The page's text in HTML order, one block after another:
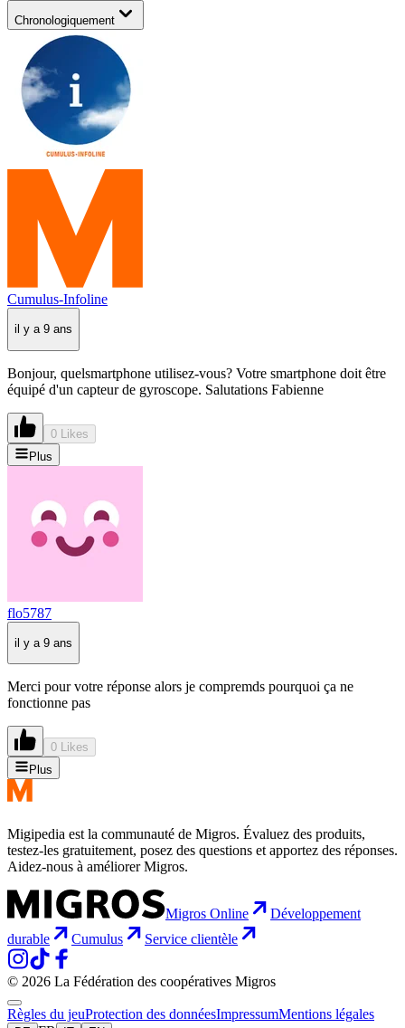
Chronologiquement
Cumulus-Infoline
il y a 9 ans
Bonjour, quelsmartphone utilisez-vous? Votre smartphone doit être
équipé d'un capteur de gyroscope. Salutations Fabienne
0 Likes
Plus
flo5787
il y a 9 ans
Merci pour votre réponse alors je compremds pourquoi ça ne
fonctionne pas
0 Likes
Plus
Migipedia est la communauté de Migros. Évaluez des produits,
testez-les gratuitement, posez des questions et apportez des réponses.
Aidez-nous à améliorer Migros.
Migros Online
Développement
durable
Cumulus Service clientèle
© 2026 La Fédération des coopératives Migros
Règles du jeuProtection des donnéesImpressumMentions légales